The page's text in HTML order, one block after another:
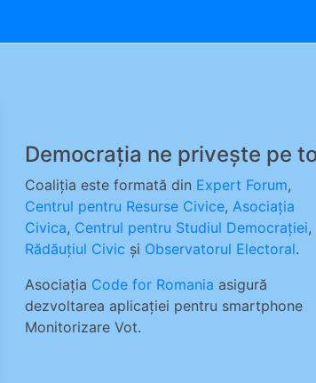
Democrația ne privește pe
Coaliția este formată din Expert Forum,
Centrul pentru Resurse Civice, Asociația
Civica, Centrul pentru Studiul Democrației,
Rădăuțiul Civic și Observatorul Electoral.
Asociația Code for Romania asigură
dezvoltarea aplicației pentru smartphone
Monitorizare Vot.